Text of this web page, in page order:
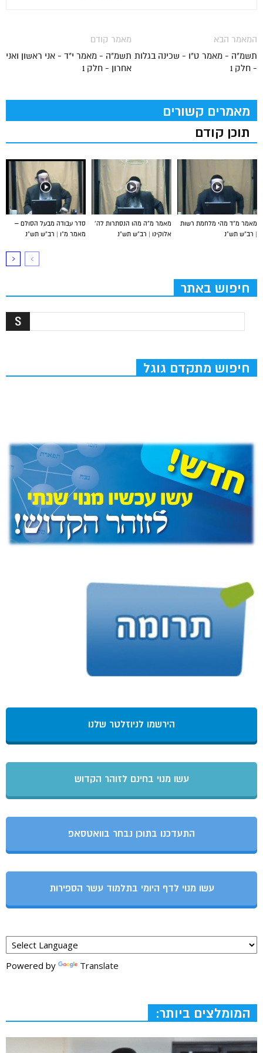
מאמר קודם
תשמ"ה - מאמר י"ד - אני ראשון ואני
אחרון - חלק 1
המאמר הבא
תשמ"ה - מאמר ט"ו - שכינה בגלות
- חלק 1
מאמרים קשורים
תוכן קודם
סדר עבודה מבעל הסולם –
מאמר מ”ו | רב”ש תש”נ
מאמר מ”ה מהו הנסתרות לה’
אלוקינו | רב”ש תש”נ
מאמר מ”ד מהי מלחמת רשות
| רב”ש תש”נ
חיפוש באתר
חיפוש מתקדם גוגל
הירשמו לניוזלטר שלנו
עשו מנוי בחינם לזוהר הקדוש
התעדכנו בתוכן נבחר בוואטסאפ
עשו מנוי לדף היומי בתלמוד עשר הספירות
Powered by Translate
המומלצים ביותר: